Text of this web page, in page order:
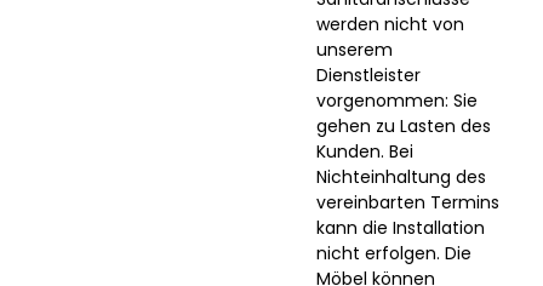
werden nicht von
unserem
Dienstleister
vorgenommen: Sie
gehen zu Lasten des
Kunden. Bei
Nichteinhaltung des
vereinbarten Termins
kann die Installation
nicht erfolgen. Die
Möbel können